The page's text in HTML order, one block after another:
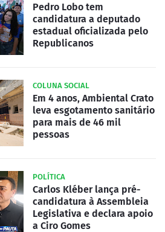
Pedro Lobo tem
candidatura a deputado
estadual oficializada pelo
Republicanos
COLUNA SOCIAL
Em 4 anos, Ambiental Crato
leva esgotamento sanitário
para mais de 46 mil
pessoas
POLÍTICA
Carlos Kléber lança pré-
candidatura à Assembleia
Legislativa e declara apoio
a Ciro Gomes